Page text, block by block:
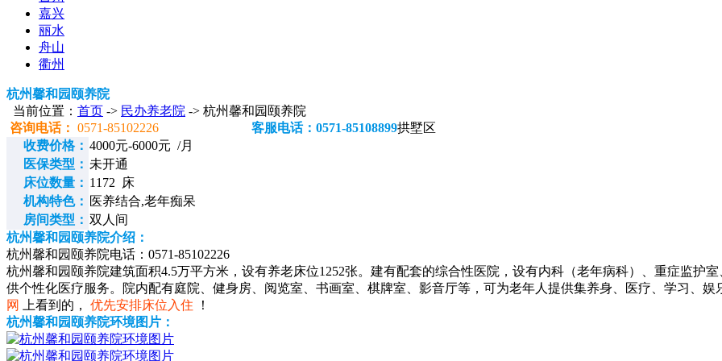
嘉兴
丽水
舟山
衢州
杭州馨和园颐养院
当前位置： 首页 -> 民办养老院 -> 杭州馨和园颐养院
咨询电话： 0571-85102226 客服电话：0571-85108899拱墅区
收费价格： 4000元-6000元 /月
医保类型： 未开通
床位数量： 1172 床
机构特色： 医养结合,老年痴呆
房间类型： 双人间
杭州馨和园颐养院介绍：
杭州馨和园颐养院电话：0571-85102226
杭州馨和园颐养院建筑面积4.5万平方米，设有养老床位1252张。建有配套的综合性医院，设有内科（老年病科）、重症监护
供个性化医疗服务。院内配有庭院、健身房、阅览室、书画室、棋牌室、影音厅等，可为老年人提供集养身、医疗、学习、
网
上看到的， 优先安排床位入住 ！
杭州馨和园颐养院环境图片：